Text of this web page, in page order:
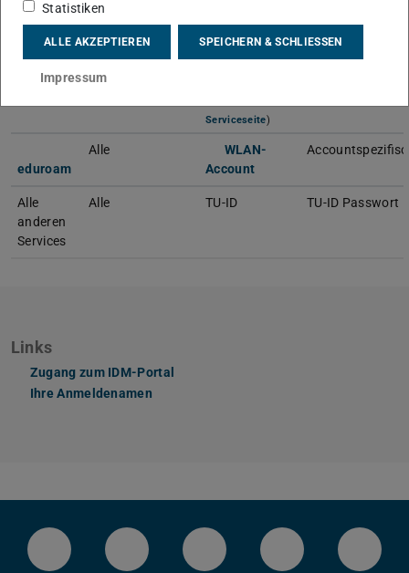
0365
(@stud.tu-
darmstadt.de)
Zoom Alle
Serviceseite)
eduroam
Alle
WLAN-
Account
Alle
anderen
Services
Alle TU-ID TU-ID Passwort
Links
Zugang zum IDM-Portal
Ihre Anmeldenamen
LinkedIn-Seite der TU Darmstadt
Instagram-Kanal der TU
Bluesky-Kanal der TU
Facebook-
Statistiken
ALLE AKZEPTIEREN SPEICHERN & SCHLIESSEN
Impressum